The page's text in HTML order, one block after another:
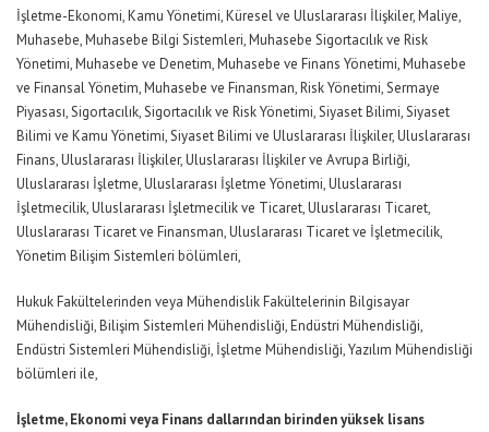
İşletme-Ekonomi, Kamu Yönetimi, Küresel ve Uluslararası İlişkiler, Maliye,
Muhasebe, Muhasebe Bilgi Sistemleri, Muhasebe Sigortacılık ve Risk
Yönetimi, Muhasebe ve Denetim, Muhasebe ve Finans Yönetimi, Muhasebe
ve Finansal Yönetim, Muhasebe ve Finansman, Risk Yönetimi, Sermaye
Piyasası, Sigortacılık, Sigortacılık ve Risk Yönetimi, Siyaset Bilimi, Siyaset
Bilimi ve Kamu Yönetimi, Siyaset Bilimi ve Uluslararası İlişkiler, Uluslararası
Finans, Uluslararası İlişkiler, Uluslararası İlişkiler ve Avrupa Birliği,
Uluslararası İşletme, Uluslararası İşletme Yönetimi, Uluslararası
İşletmecilik, Uluslararası İşletmecilik ve Ticaret, Uluslararası Ticaret,
Uluslararası Ticaret ve Finansman, Uluslararası Ticaret ve İşletmecilik,
Yönetim Bilişim Sistemleri bölümleri,
Hukuk Fakültelerinden veya Mühendislik Fakültelerinin Bilgisayar
Mühendisliği, Bilişim Sistemleri Mühendisliği, Endüstri Mühendisliği,
Endüstri Sistemleri Mühendisliği, İşletme Mühendisliği, Yazılım Mühendisliği
bölümleri ile,
İşletme, Ekonomi veya Finans dallarından birinden yüksek lisans